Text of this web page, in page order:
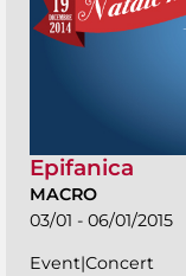
Epifanica
MACRO
03/01 - 06/01/2015
Event|Concert